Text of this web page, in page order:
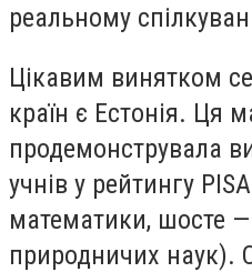
реальному
Цікавим винятком
країн є Естонія. Ця
продемонструвала
учнів у рейтингу
математики, шосте
природничих наук).